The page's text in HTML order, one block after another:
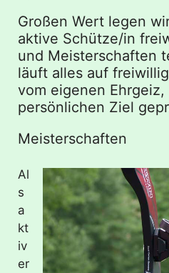
Großen Wert legen
aktive Schütze/in
und Meisterschaften
läuft alles auf
vom eigenen
persönlichen Ziel
Meisterschaften
Al
s
a
kt
iv
er